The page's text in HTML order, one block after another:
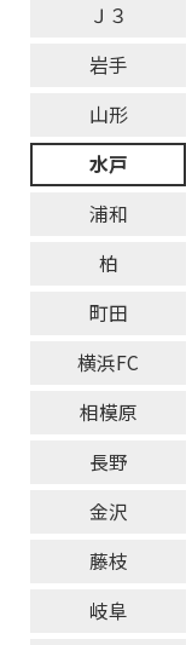
Ｊ３
岩手
山形
水戸
浦和
柏
町田
横浜FC
相模原
長野
金沢
藤枝
岐阜